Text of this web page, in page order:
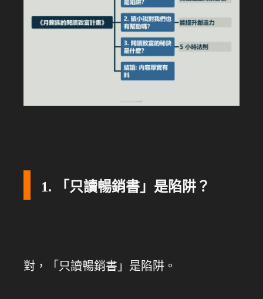
1. 「只讀暢銷書」是陷阱？
對，「只讀暢銷書」是陷阱。